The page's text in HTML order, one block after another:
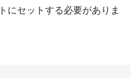
にセットする必要がありま